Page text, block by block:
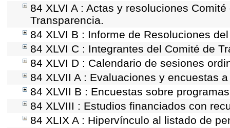
84 XLVI A : Actas y resoluciones
Transparencia.
84 XLVI B : Informe de Resoluciones
84 XLVI C : Integrantes del Comité de
84 XLVI D : Calendario de sesiones
84 XLVII A : Evaluaciones y encuestas
84 XLVII B : Encuestas sobre
84 XLVIII : Estudios financiados con
84 XLIX A : Hipervínculo al listado de